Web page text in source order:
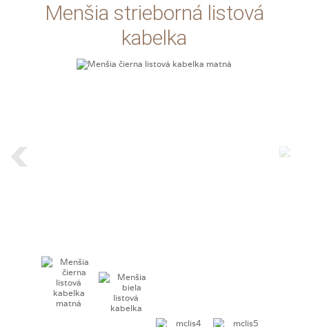
Menšia strieborná listová
kabelka